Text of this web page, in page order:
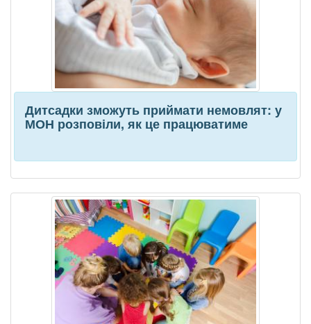
Дитсадки зможуть приймати немовлят: у
МОН розповіли, як це працюватиме